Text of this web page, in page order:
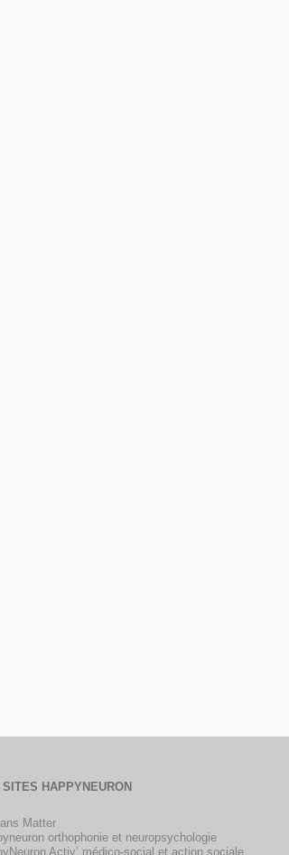
SITES HAPPYNEURON
Matter
orthophonie et neuropsychologie
Activ’ médico-social et action sociale